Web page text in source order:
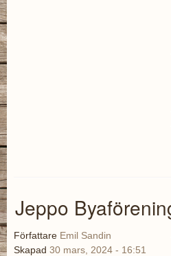
Jeppo
Författare Emil Sandin
Skapad 30 mars, 2024 - 16:51